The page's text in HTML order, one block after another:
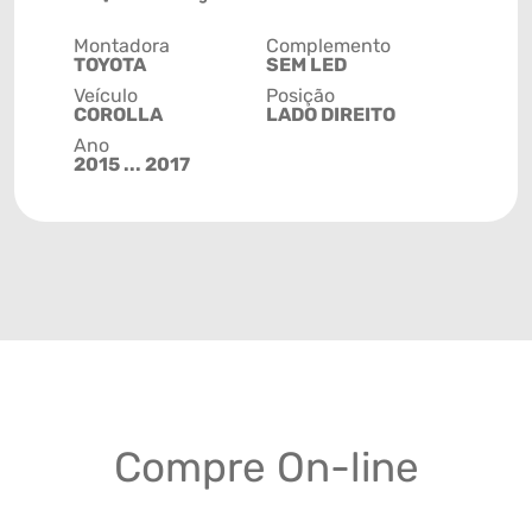
Montadora
TOYOTA
Veículo
COROLLA
Ano
2015 ... 2017
Complemento
SEM LED
Posição
LADO DIREITO
Compre On-line